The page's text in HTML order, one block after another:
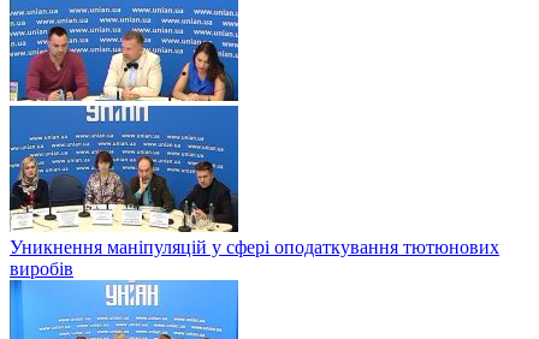
Уникнення маніпуляцій у сфері оподаткування тютюнових
виробів